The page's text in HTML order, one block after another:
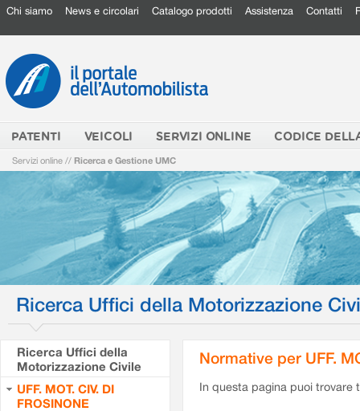
Chi siamo News e circolari Catalogo prodotti Assistenza Contatti
PATENTI VEICOLI SERVIZI ONLINE CODICE
Servizi online // Ricerca e Gestione UMC
Ricerca Uffici della Motorizzazione
Ricerca Uffici della
Motorizzazione Civile
UFF. MOT. CIV. DI
FROSINONE
Normative per UFF.
In questa pagina puoi